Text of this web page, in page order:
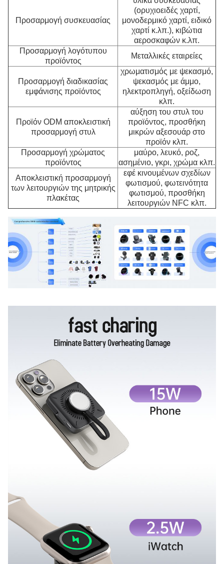
Προσαρμογή συσκευασίας
(ορυχιοειδές χαρτί,
μονοδερμικό χαρτί, ειδικό
χαρτί κ.λπ.), κιβώτια
αεροσκαφών κ.λπ.
Προσαρμογή λογότυπου
προϊόντος
Μεταλλικές εταιρείες
Προσαρμογή διαδικασίας
εμφάνισης προϊόντος
χρωματισμός με ψεκασμό,
ψεκασμός με άμμο,
ηλεκτροπληγή, οξείδωση
κλπ.
Προϊόν ODM αποκλειστική
προσαρμογή στυλ
αύξηση του στυλ του
προϊόντος, προσθήκη
μικρών αξεσουάρ στο
προϊόν κλπ.
Προσαρμογή χρώματος
προϊόντος
μαύρο, λευκό, ροζ,
ασημένιο, γκρι, χρώμα κλπ.
Αποκλειστική προσαρμογή
των λειτουργιών της μητρικής
πλακέτας
εφέ κινουμένων σχεδίων
φωτισμού, φωτεινότητα
φωτισμού, προσθήκη
λειτουργιών NFC κλπ.